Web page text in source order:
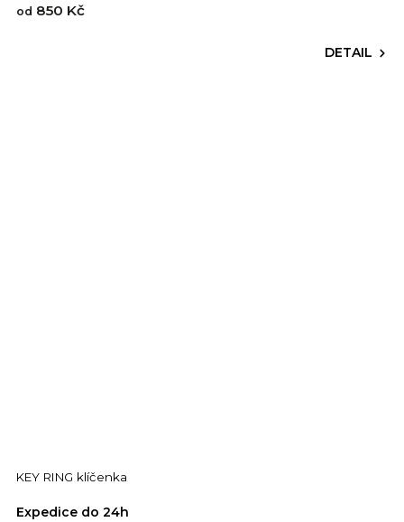
od 850 Kč
DETAIL
KEY RING klíčenka
Expedice do 24h